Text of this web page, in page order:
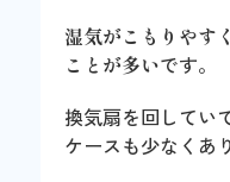
湿気がこもりやす
ことが多いです。
換気扇を回してい
ケースも少なくあ